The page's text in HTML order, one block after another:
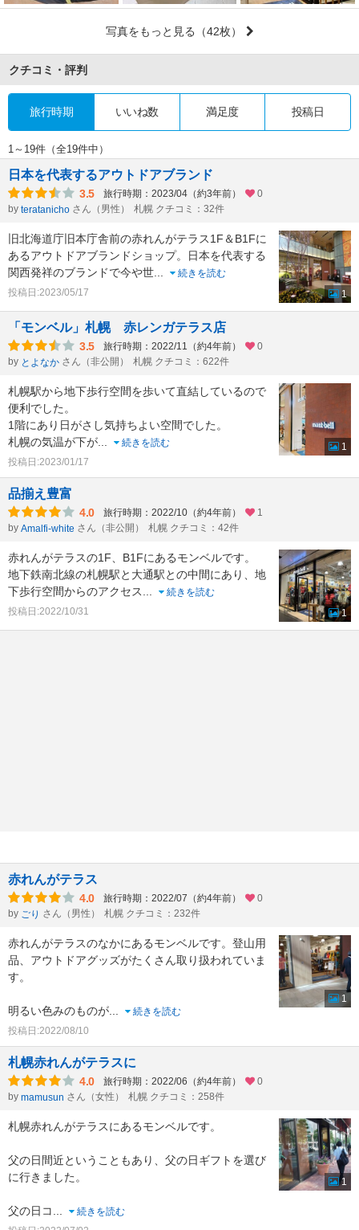
写真をもっと見る （42枚）
クチコミ・評判
旅行時期 いいね数 満足度 投稿日
1～19件（全19件中）
日本を代表するアウトドアブランド
3.5 旅行時期：2023/04（約3年前）
0
by teratanicho さん（男性） 札幌 クチコミ：32件
旧北海道庁旧本庁舎前の赤れんがテラス1F＆B1Fに
あるアウトドアブランドショップ。日本を代表する
関西発祥のブランドで今や世...
続きを読む
投稿日:2023/05/17
1
「モンベル」札幌 赤レンガテラス店
3.5 旅行時期：2022/11（約4年前）
0
by とよなか さん（非公開） 札幌 クチコミ：622件
札幌駅から地下歩行空間を歩いて直結しているので
便利でした。
1階にあり日がさし気持ちよい空間でした。
札幌の気温が下が...
続きを読む
投稿日:2023/01/17
1
品揃え豊富
4.0 旅行時期：2022/10（約4年前）
1
by Amalfi-white さん（非公開） 札幌 クチコミ：42件
赤れんがテラスの1F、B1Fにあるモンベルです。
地下鉄南北線の札幌駅と大通駅との中間にあり、地
下歩行空間からのアクセス...
続きを読む
投稿日:2022/10/31
1
赤れんがテラス
4.0 旅行時期：2022/07（約4年前）
0
by ごり さん（男性） 札幌 クチコミ：232件
赤れんがテラスのなかにあるモンベルです。登山用
品、アウトドアグッズがたくさん取り扱われていま
す。
明るい色みのものが...
続きを読む
投稿日:2022/08/10
1
札幌赤れんがテラスに
4.0 旅行時期：2022/06（約4年前）
0
by mamusun さん（女性） 札幌 クチコミ：258件
札幌赤れんがテラスにあるモンベルです。
父の日間近ということもあり、父の日ギフトを選び
に行きました。
父の日コ...
続きを読む
1